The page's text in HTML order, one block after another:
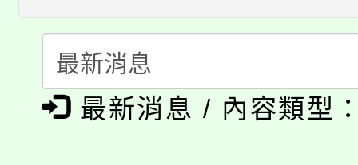
程，歡迎學生輔導中心
心理、諮商輔導、社會
系所師生報名參加。
縣市「校園短影音徵選
門員」簡章及活動海報
踴躍報名參加。
桃園市115學年度學生
要點
「桃園市補助參觀特色
展演活動實施計畫」
淨零綠領人才培育課程
最新消息 / 內容類型